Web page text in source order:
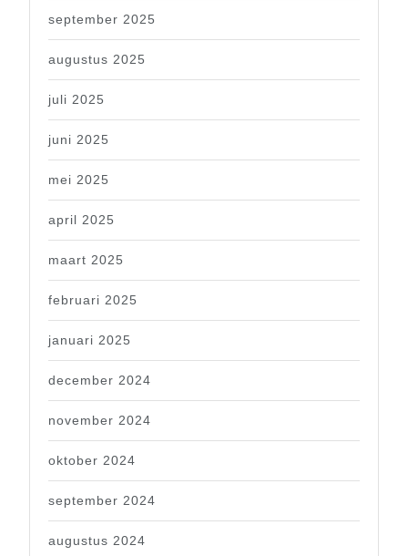
september 2025
augustus 2025
juli 2025
juni 2025
mei 2025
april 2025
maart 2025
februari 2025
januari 2025
december 2024
november 2024
oktober 2024
september 2024
augustus 2024